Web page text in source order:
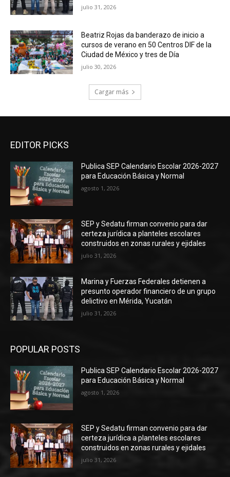
julio 31, 2026
Beatriz Rojas da banderazo de inicio a
cursos de verano en 50 Centros DIF de la
Ciudad de México y tres de Día
julio 30, 2026
Cargar más
EDITOR PICKS
Publica SEP Calendario Escolar 2026-2027
para Educación Básica y Normal
agosto 1, 2026
SEP y Sedatu firman convenio para dar
certeza jurídica a planteles escolares
construidos en zonas rurales y ejidales
julio 31, 2026
Marina y Fuerzas Federales detienen a
presunto operador financiero de un grupo
delictivo en Mérida, Yucatán
julio 31, 2026
POPULAR POSTS
Publica SEP Calendario Escolar 2026-2027
para Educación Básica y Normal
agosto 1, 2026
SEP y Sedatu firman convenio para dar
certeza jurídica a planteles escolares
construidos en zonas rurales y ejidales
julio 31, 2026